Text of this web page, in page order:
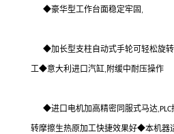
◆豪华型工作台面稳定牢固 ,
◆加长型支柱自动式手轮可轻松旋
工◆意大利进口汽缸, 附缓中耐压操作
◆进口电机加高精密同服式马达,PLC
转摩擦生热原加工快捷效果好◆本机器